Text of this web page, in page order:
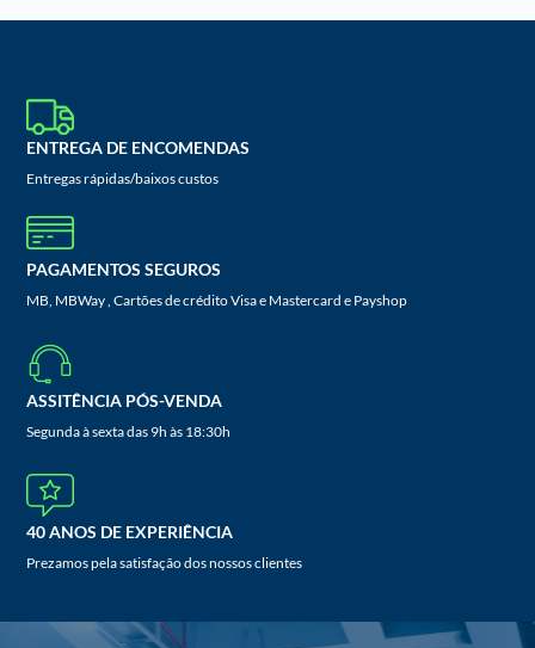
ENTREGA DE ENCOMENDAS
Entregas rápidas/baixos custos
PAGAMENTOS SEGUROS
MB, MBWay , Cartões de crédito Visa e Mastercard e Payshop
ASSITÊNCIA PÓS-VENDA
Segunda à sexta das 9h às 18:30h
40 ANOS DE EXPERIÊNCIA
Prezamos pela satisfação dos nossos clientes